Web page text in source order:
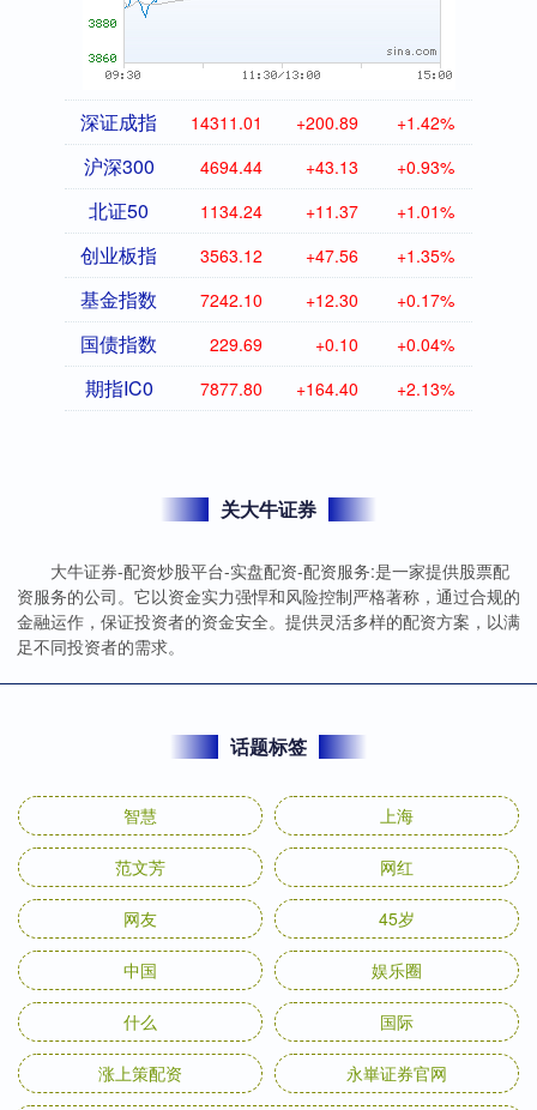
深证成指 14311.01 +200.89 +1.42%
沪深300 4694.44 +43.13 +0.93%
北证50 1134.24 +11.37 +1.01%
创业板指 3563.12 +47.56 +1.35%
基金指数 7242.10 +12.30 +0.17%
国债指数 229.69 +0.10 +0.04%
期指IC0 7877.80 +164.40 +2.13%
关大牛证券
大牛证券-配资炒股平台-实盘配资-配资服务:是一家提供股票配
资服务的公司。它以资金实力强悍和风险控制严格著称，通过合规的
金融运作，保证投资者的资金安全。提供灵活多样的配资方案，以满
足不同投资者的需求。
话题标签
智慧 上海
范文芳 网红
网友 45岁
中国 娱乐圈
什么 国际
涨上策配资 永崋证券官网